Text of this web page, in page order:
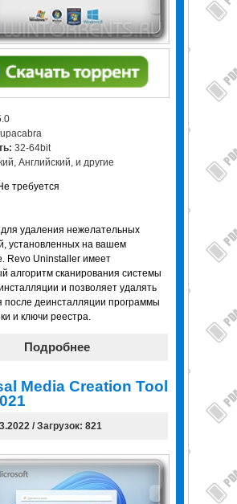
32-64bit
Английский, и другие
требуется
удаления нежелательных
установленных на вашем
Revo Uninstaller имеет
алгоритм сканирования системы
и позволяет удалять
после деинсталляции программы
и ключи реестра.
Подробнее
Media Creation Tool
/ Загрузок: 821